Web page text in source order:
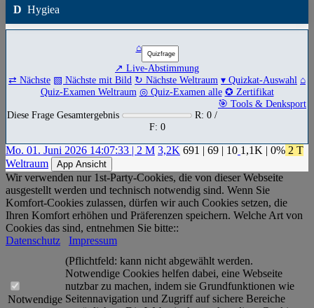
D Hygiea
⌂
↗ Live-Abstimmung
⇄ Nächste ▧ Nächste mit Bild ↻ Nächste Weltraum ▾ Quizkat-Auswahl ⌂
Quiz-Examen Weltraum ◎ Quiz-Examen alle ✪ Zertifikat
🎯 Tools & Denksport
Diese Frage Gesamtergebnis
R: 0 /
F: 0
Mo. 01. Juni 2026 14:07:33 | 2 M 3,2K 691 | 69 | 10 1,1K | 0% 2 T
Weltraum
App Ansicht
Wir verwenden nur 1st-Party-Cookies, die von dieser Webseite
ausgestellt werden und technisch notwendig sind. Wenn Sie
Komfort-Cookies zulassen, dürfen wir auch Cookies setzen, die
Ihren Komfort erhöhen und Präferenzen speichern. Welche Art von
Cookies das sind, entnehmen Sie bitte::
Datenschutz
Impressum
Notwendige
(Pflichtfeld: kann nicht abgewählt werden.
Notwendige Cookies helfen dabei, eine Webseite
nutzbar zu machen, indem sie Grundfunktionen wie
Seitennavigation und Zugriff auf sichere Bereiche